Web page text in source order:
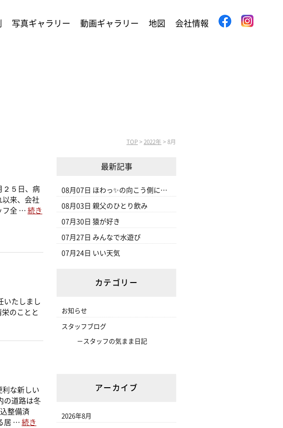
写真ギャラリー 動画ギャラリー 地図 会社情報
TOP > 2022年 > 8月
２５日、病
来、会社
フ全 … 続き
いたしまし
のことと
利な新しい
の道路は冬
整備済
居 … 続き
最新記事
08月07日 ほわっ✨の向こう側に…
08月03日 親父のひとり飲み
07月30日 猿が好き
07月27日 みんなで水遊び
07月24日 いい天気
カテゴリー
お知らせ
スタッフブログ
スタッフの気まま日記
アーカイブ
2026年8月